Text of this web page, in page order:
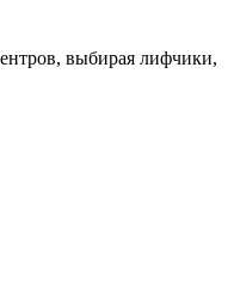
выбирая лифчики,